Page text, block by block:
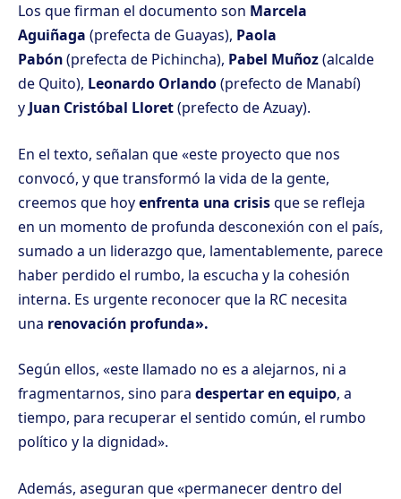
Los que firman el documento son Marcela
Aguiñaga (prefecta de Guayas), Paola
Pabón(prefecta de Pichincha), Pabel Muñoz(alcalde
de Quito), Leonardo Orlando(prefecto de Manabí)
y Juan Cristóbal Lloret(prefecto de Azuay).
En el texto, señalan que «este proyecto que nos
convocó, y que transformó la vida de la gente,
creemos que hoyenfrenta una crisisque se refleja
en un momento de profunda desconexión con el país,
sumado a un liderazgo que, lamentablemente, parece
haber perdido el rumbo, la escucha y la cohesión
interna. Es urgente reconocer que la RC necesita
una renovación profunda».
Según ellos, «este llamado no es a alejarnos, ni a
fragmentarnos, sino para despertar en equipo, a
tiempo, para recuperar el sentido común, el rumbo
político y la dignidad».
Además, aseguran que «permanecer dentro del